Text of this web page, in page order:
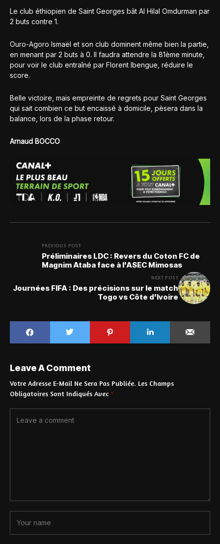
Le club éthiopien de Saint Georges bât Al Hilal Omdurman par
2 buts contre 1.
Ouro-Agoro Ismaël et son club dominent même bien la partie,
en menant par 2 buts à 0. Il faudra attendre la 81ème minute,
pour voir le club entraîné par Florent Ibengue, réduire le
score.
Belle victoire, mais empreinte de regrets pour Saint Georges
qui sait combien ce but encaissé à domicile, pèsera dans la
balance, lors de la phase retour.
Arnaud BOCCO
PREVIOUS POST
Préliminaires LDC : Revers du Coton FC de
Magnim Ataba face à l'ASEC Mimosas
NEXT POST
Journées FIFA : Des précisions sur le match
Togo vs Côte d'Ivoire
Leave A Comment
Votre Adresse E-Mail Ne Sera Pas Publiée. Les Champs
Obligatoires Sont Indiqués Avec *